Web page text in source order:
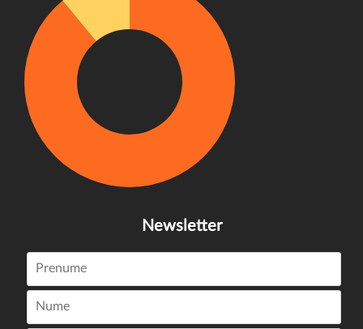
Newsletter